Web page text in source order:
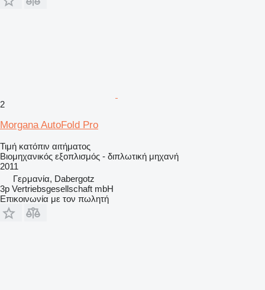
2
Morgana AutoFold Pro
Τιμή κατόπιν αιτήματος
Βιομηχανικός εξοπλισμός - διπλωτική μηχανή
2011
Γερμανία, Dabergotz
3p Vertriebsgesellschaft mbH
Επικοινωνία με τον πωλητή